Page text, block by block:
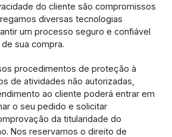
do cliente são compromissos
diversas tecnologias
um processo seguro e confiável
sua compra.
procedimentos de proteção à
de atividades não autorizadas,
ao cliente poderá entrar em
o seu pedido e solicitar
da titularidade do
Nos reservamos o direito de